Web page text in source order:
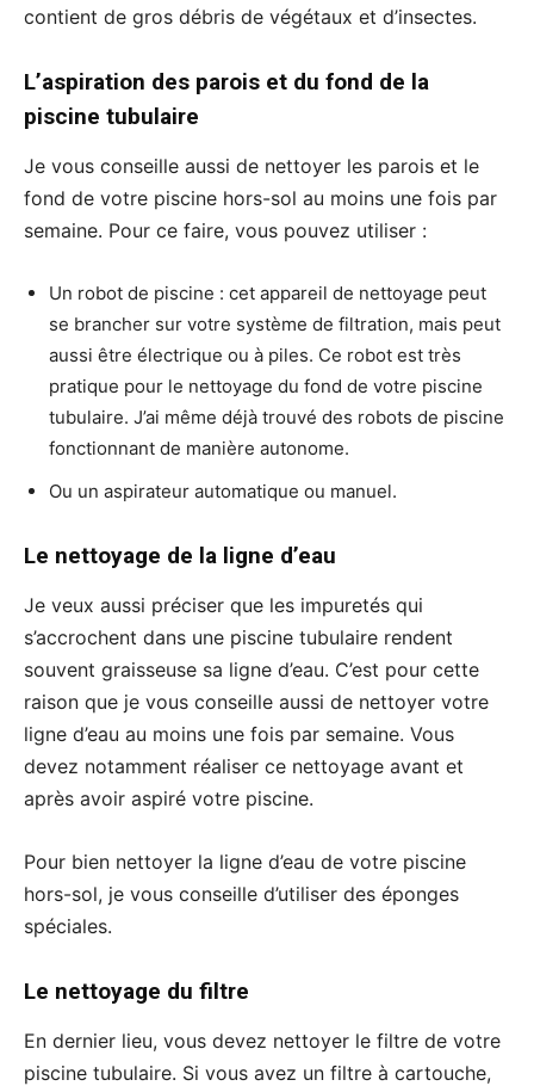
contient de gros débris de végétaux et d’insectes.
L’aspiration des parois et du fond de la
piscine tubulaire
Je vous conseille aussi de nettoyer les parois et le
fond de votre piscine hors-sol au moins une fois par
semaine. Pour ce faire, vous pouvez utiliser :
Un robot de piscine : cet appareil de nettoyage peut
se brancher sur votre système de filtration, mais peut
aussi être électrique ou à piles. Ce robot est très
pratique pour le nettoyage du fond de votre piscine
tubulaire. J’ai même déjà trouvé des robots de piscine
fonctionnant de manière autonome.
Ou un aspirateur automatique ou manuel.
Le nettoyage de la ligne d’eau
Je veux aussi préciser que les impuretés qui
s’accrochent dans une piscine tubulaire rendent
souvent graisseuse sa ligne d’eau. C’est pour cette
raison que je vous conseille aussi de nettoyer votre
ligne d’eau au moins une fois par semaine. Vous
devez notamment réaliser ce nettoyage avant et
après avoir aspiré votre piscine.
Pour bien nettoyer la ligne d’eau de votre piscine
hors-sol, je vous conseille d’utiliser des éponges
spéciales.
Le nettoyage du filtre
En dernier lieu, vous devez nettoyer le filtre de votre
piscine tubulaire. Si vous avez un filtre à cartouche,